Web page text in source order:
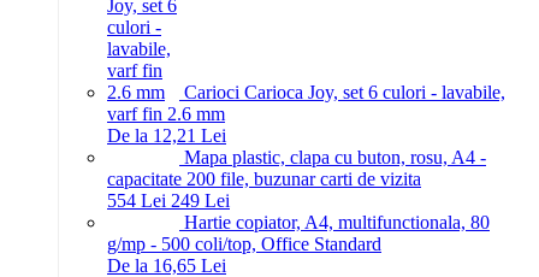
Carioci Carioca Joy, set 6 culori - lavabile,
varf fin 2.6 mm
De la 12,21 Lei
Mapa plastic, clapa cu buton, rosu, A4 -
capacitate 200 file, buzunar carti de vizita
554 Lei 249 Lei
Hartie copiator, A4, multifunctionala, 80
g/mp - 500 coli/top, Office Standard
De la 16,65 Lei